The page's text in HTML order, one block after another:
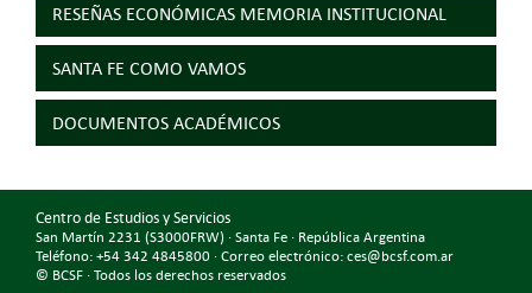
RESEÑAS ECONÓMICAS MEMORIA INSTITUCIONAL
SANTA FE COMO VAMOS
DOCUMENTOS ACADÉMICOS
Centro de Estudios y Servicios
San Martín 2231 (S3000FRW) · Santa Fe · República Argentina
Teléfono: +54 342 4845800 · Correo electrónico: ces@bcsf.com.ar
© BCSF · Todos los derechos reservados